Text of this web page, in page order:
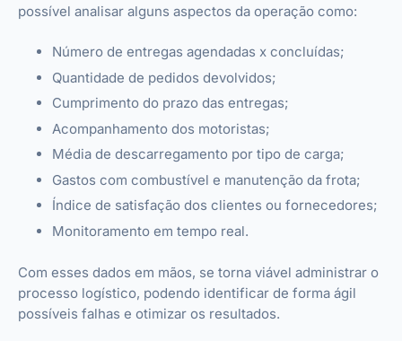
possível analisar alguns aspectos da operação como:
Número de entregas agendadas x concluídas;
Quantidade de pedidos devolvidos;
Cumprimento do prazo das entregas;
Acompanhamento dos motoristas;
Média de descarregamento por tipo de carga;
Gastos com combustível e manutenção da frota;
Índice de satisfação dos clientes ou fornecedores;
Monitoramento em tempo real.
Com esses dados em mãos, se torna viável administrar o
processo logístico, podendo identificar de forma ágil
possíveis falhas e otimizar os resultados.